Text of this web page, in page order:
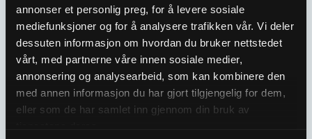
annonser et personlig preg, for å levere sosiale
mediefunksjoner og for å analysere trafikken vår. Vi deler
dessuten informasjon om hvordan du bruker nettstedet
vårt, med partnerne våre innen sosiale medier,
annonsering og analysearbeid, som kan kombinere den
med annen informasjon du har gjort tilgjengelig for dem,
eller som de har samlet inn gjennom din bruk av